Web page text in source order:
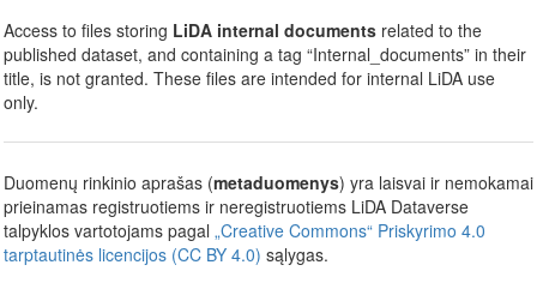
Access to files storing LiDA internal documentsrelated to the
published dataset, and containing a tag “Internal_documents” in their
title, is not granted. These files are intended for internal LiDA use
only.
Duomenų rinkinio aprašas (metaduomenys) yra laisvai ir nemokamai
prieinamas registruotiems ir neregistruotiems LiDA Dataverse
talpyklos vartotojams pagal „Creative Commons“ Priskyrimo 4.0
tarptautinės licencijos (CC BY 4.0) sąlygas.